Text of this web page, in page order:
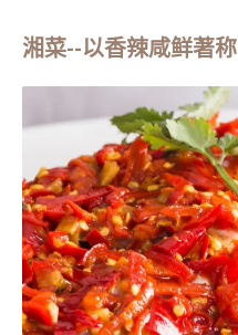
湘菜--以香辣咸鲜著称